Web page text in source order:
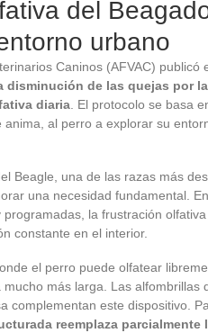
del
urbano
Caninos (AFVAC)
disminución de las quejas por
diaria. El protocolo se basa
al perro a explorar su
Beagle, una de las razas más
una necesidad fundamental.
la frustración
constante en el interior.
el perro puede olfatear
más larga. Las alfombrillas
complementan este dispositivo.
reemplaza parcialmente